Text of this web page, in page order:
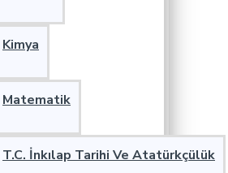
Kimya
Matematik
T.C. İnkılap Tarihi Ve Atatürkçülük